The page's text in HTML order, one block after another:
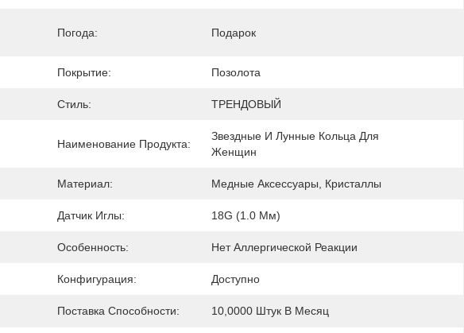
Погода: Подарок
Покрытие: Позолота
Стиль: ТРЕНДОВЫЙ
Наименование Продукта:
Звездные И Лунные Кольца Для
Женщин
Материал: Медные Аксессуары, Кристаллы
Датчик Иглы: 18G (1.0 Мм)
Особенность: Нет Аллергической Реакции
Конфигурация: Доступно
Поставка Способности: 10,0000 Штук В Месяц